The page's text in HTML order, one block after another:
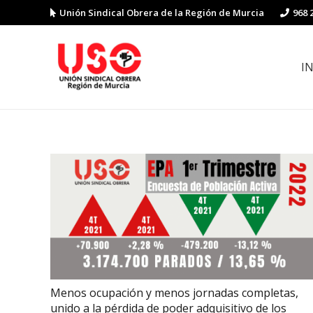
Unión Sindical Obrera de la Región de Murcia 968
Menos ocupación y menos jornadas completas,
unido a la pérdida de poder adquisitivo de los